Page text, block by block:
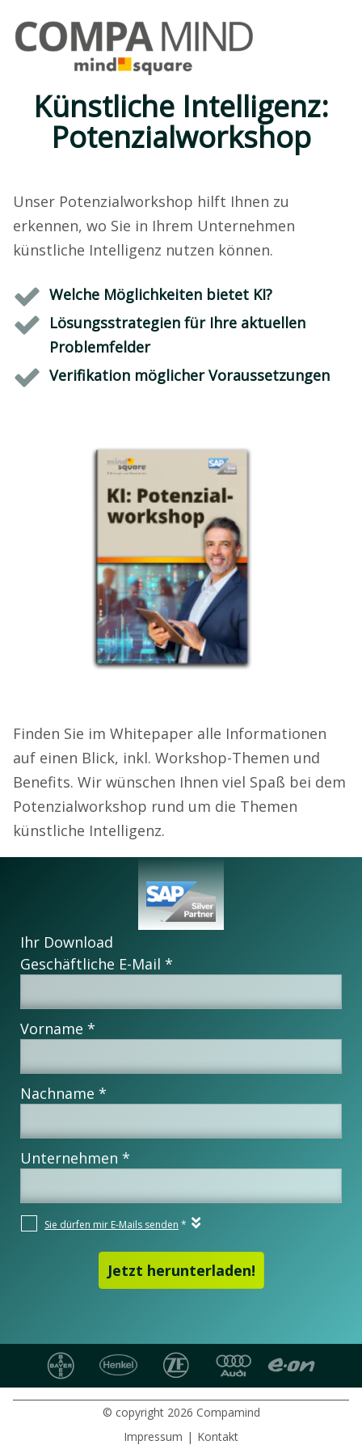
Künstliche Intelligenz:
Potenzialworkshop
Unser Potenzialworkshop hilft Ihnen zu
erkennen, wo Sie in Ihrem Unternehmen
künstliche Intelligenz nutzen können.
Welche Möglichkeiten bietet KI?
Lösungsstrategien für Ihre aktuellen
Problemfelder
Verifikation möglicher Voraussetzungen
Finden Sie im Whitepaper alle Informationen
auf einen Blick, inkl. Workshop-Themen und
Benefits. Wir wünschen Ihnen viel Spaß bei dem
Potenzialworkshop rund um die Themen
künstliche Intelligenz.
Ihr Download
© copyright 2026 Compamind
Impressum | Kontakt